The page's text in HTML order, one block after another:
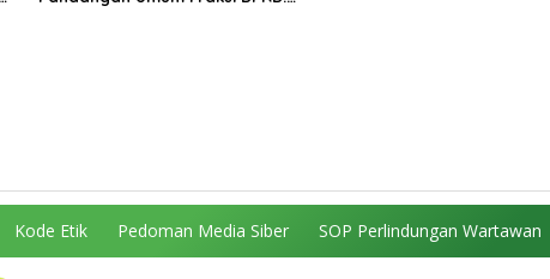
Kode Etik Pedoman Media Siber SOP Perlindungan Wartawan